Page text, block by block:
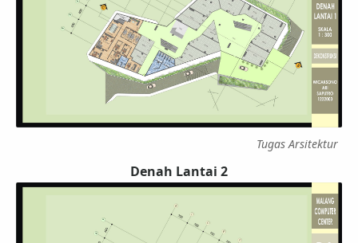
Tugas Arsitektur
Denah Lantai 2